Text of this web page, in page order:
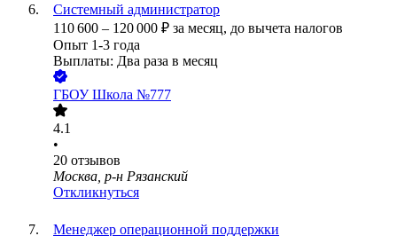
Системный администратор
110 600 – 120 000 ₽ за месяц, до вычета налогов
Опыт 1-3 года
Выплаты: Два раза в месяц
ГБОУ Школа №777
4.1
•
20 отзывов
Москва, р-н Рязанский
Откликнуться
Менеджер операционной поддержки